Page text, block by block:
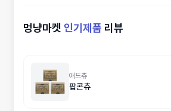
멍냥마켓 인기제품 리뷰
애드츄
팝콘츄